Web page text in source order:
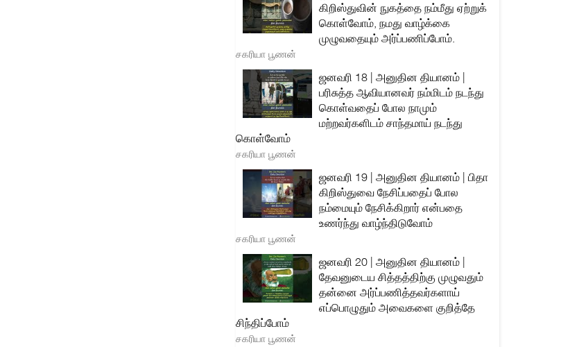
கிறிஸ்துவின் நுகத்தை நம்மீது ஏற்றுக்
கொள்வோம், நமது வாழ்க்கை
முழுவதையும் அர்ப்பணிப்போம்.
சகரியா பூணன்
ஜனவரி 18 | அனுதின தியானம் |
பரிசுத்த ஆவியானவர் நம்மிடம் நடந்து
கொள்வதைப் போல நாமும்
மற்றவர்களிடம் சாந்தமாய் நடந்து
கொள்வோம்
சகரியா பூணன்
ஜனவரி 19 | அனுதின தியானம் | பிதா
கிறிஸ்துவை நேசிப்பதைப் போல
நம்மையும் நேசிக்கிறார் என்பதை
உணர்ந்து வாழ்ந்திடுவோம்
சகரியா பூணன்
ஜனவரி 20 | அனுதின தியானம் |
தேவனுடைய சித்தத்திற்கு முழுவதும்
தன்னை அர்ப்பணித்தவர்களாய்
எப்பொழுதும் அவைகளை குறித்தே
சிந்திப்போம்
சகரியா பூணன்